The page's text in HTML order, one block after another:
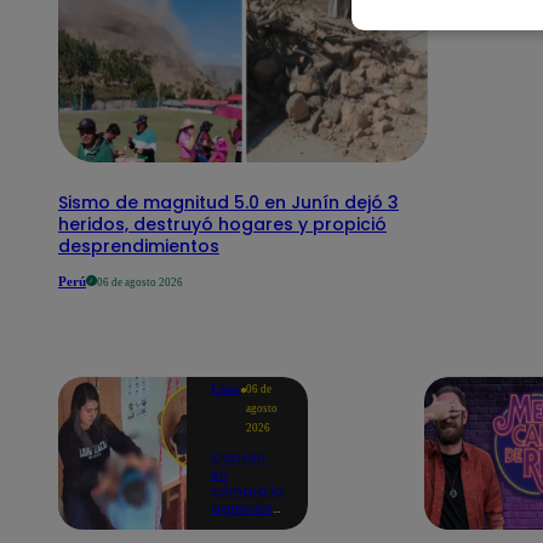
Sismo de magnitud 5.0 en Junín dejó 3
heridos, destruyó hogares y propició
desprendimientos
Perú 06 de agosto 2026
Lima 06 de
agosto
2026
Captan
en
cámara la
agresión